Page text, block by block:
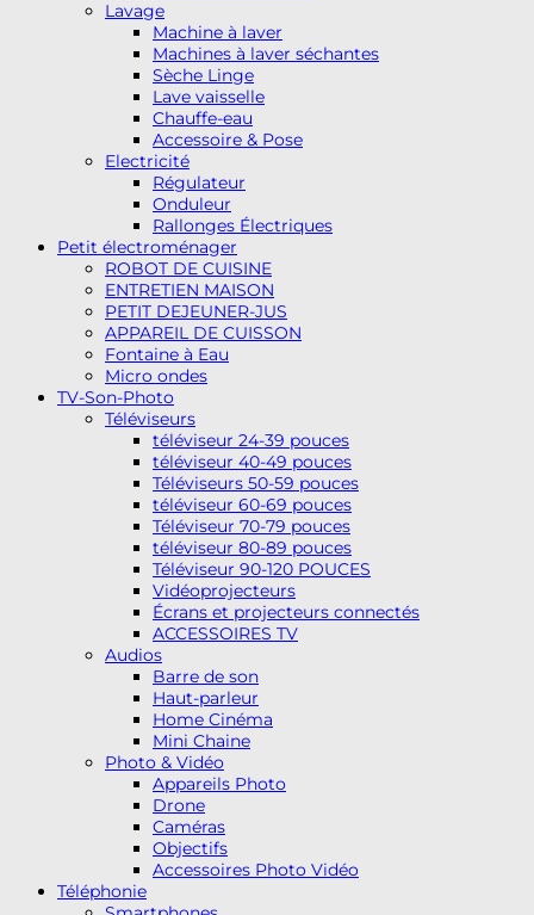
Lavage
Machine à laver
Machines à laver séchantes
Sèche Linge
Lave vaisselle
Chauffe-eau
Accessoire & Pose
Electricité
Régulateur
Onduleur
Rallonges Électriques
Petit électroménager
ROBOT DE CUISINE
ENTRETIEN MAISON
PETIT DEJEUNER-JUS
APPAREIL DE CUISSON
Fontaine à Eau
Micro ondes
TV-Son-Photo
Téléviseurs
téléviseur 24-39 pouces
téléviseur 40-49 pouces
Téléviseurs 50-59 pouces
téléviseur 60-69 pouces
Téléviseur 70-79 pouces
téléviseur 80-89 pouces
Téléviseur 90-120 POUCES
Vidéoprojecteurs
Écrans et projecteurs connectés
ACCESSOIRES TV
Audios
Barre de son
Haut-parleur
Home Cinéma
Mini Chaine
Photo & Vidéo
Appareils Photo
Drone
Caméras
Objectifs
Accessoires Photo Vidéo
Téléphonie